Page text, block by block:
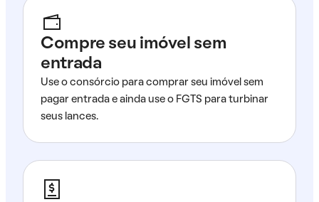
Compre seu imóvel sem
entrada
Use o consórcio para comprar seu imóvel sem
pagar entrada e ainda use o FGTS para turbinar
seus lances.